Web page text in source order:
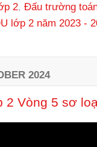
2, Đấu trường
lớp 2 năm 2023 -
2024
2 Vòng 5 sơ